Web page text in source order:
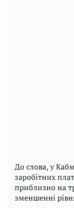
До слова, у
заробітних
приблизно на
зменшенні